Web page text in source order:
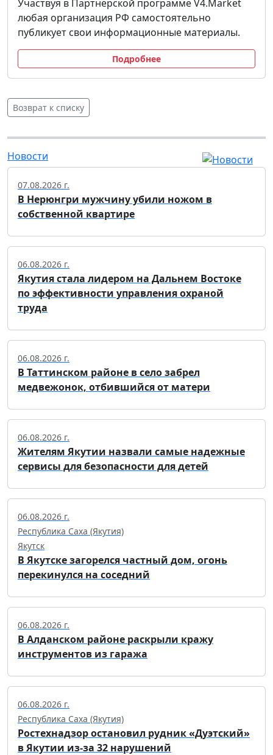
Участвуя в Партнёрской программе V4.Market
любая организация РФ самостоятельно
публикует свои информационные материалы.
Подробнее
Возврат к списку
Новости
07.08.2026 г.
В Нерюнгри мужчину убили ножом в
собственной квартире
06.08.2026 г.
Якутия стала лидером на Дальнем Востоке
по эффективности управления охраной
труда
06.08.2026 г.
В Таттинском районе в село забрел
медвежонок, отбившийся от матери
06.08.2026 г.
Жителям Якутии назвали самые надежные
сервисы для безопасности для детей
06.08.2026 г.
Республика Саха (Якутия)
Якутск
В Якутске загорелся частный дом, огонь
перекинулся на соседний
06.08.2026 г.
В Алданском районе раскрыли кражу
инструментов из гаража
06.08.2026 г.
Республика Саха (Якутия)
Ростехнадзор остановил рудник «Дуэтский»
в Якутии из-за 32 нарушений